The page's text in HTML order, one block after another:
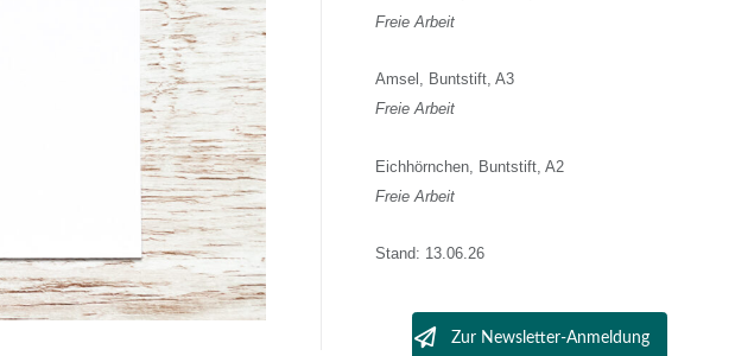
Freie Arbeit
Amsel, Buntstift, A3
Freie Arbeit
Eichhörnchen, Buntstift, A2
Freie Arbeit
Stand: 13.06.26
Zur Newsletter-Anmeldung